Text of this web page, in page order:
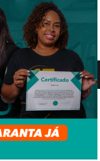
e o maravilhoso
potencializar o
os direitos reservados.